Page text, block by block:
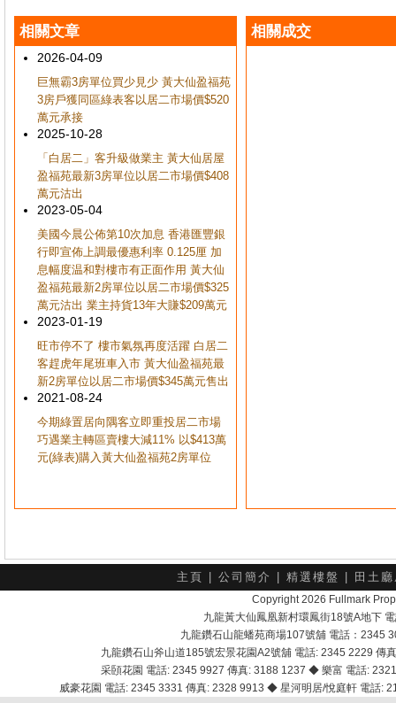
相關文章
2026-04-09
巨無霸3房單位買少見少 黃大仙盈福苑
3房戶獲同區綠表客以居二市場價$520
萬元承接
2025-10-28
「白居二」客升級做業主 黃大仙居屋
盈福苑最新3房單位以居二市場價$408
萬元沽出
2023-05-04
美國今晨公佈第10次加息 香港匯豐銀
行即宣佈上調最優惠利率 0.125厘 加
息幅度温和對樓市有正面作用 黃大仙
盈福苑最新2房單位以居二市場價$325
萬元沽出 業主持貨13年大賺$209萬元
2023-01-19
旺市停不了 樓市氣氛再度活躍 白居二
客趕虎年尾班車入市 黃大仙盈福苑最
新2房單位以居二市場價$345萬元售出
2021-08-24
今期綠置居向隅客立即重投居二市場
巧遇業主轉區賣樓大減11% 以$413萬
元(綠表)購入黃大仙盈福苑2房單位
相關成交
主頁 公司簡介 精選樓盤 田土
Copyright 2026 Fullmark
九龍黃大仙鳳凰新村環鳳街18號A地下
九龍鑽石山龍蟠苑商場107號舖 電話：2345
九龍鑽石山斧山道185號宏景花園A2號舖 電話: 2345 2229
采頣花園 電話: 2345 9927 傳真: 3188 1237 ◆ 樂富 電話:
威豪花園 電話: 2345 3331 傳真: 2328 9913 ◆ 星河明居/悅庭軒 電話